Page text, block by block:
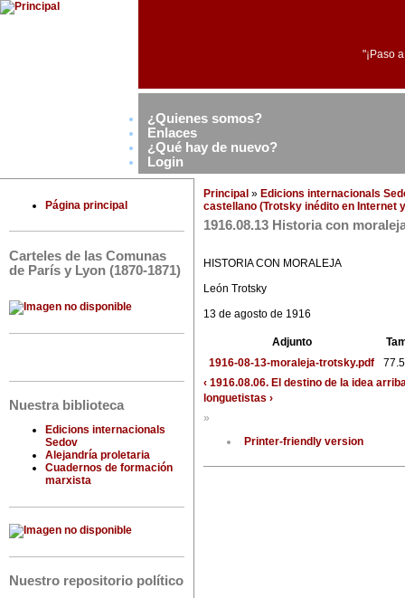
"¡Paso
¿Quienes somos?
Enlaces
¿Qué hay de nuevo?
Login
Página principal
Carteles de las Comunas
de París y Lyon (1870-1871)
Nuestra biblioteca
Edicions internacionals
Sedov
Alejandría proletaria
Cuadernos de formación
marxista
Nuestro repositorio político
Principal » Edicions internacionals
castellano (Trotsky inédito en Internet
1916.08.13 Historia con
HISTORIA CON MORALEJA
León Trotsky
13 de agosto de 1916
Adjunto
1916-08-13-moraleja-trotsky.pdf
‹ 1916.08.06. El destino de la idea
longuetistas ›
»
Printer-friendly version